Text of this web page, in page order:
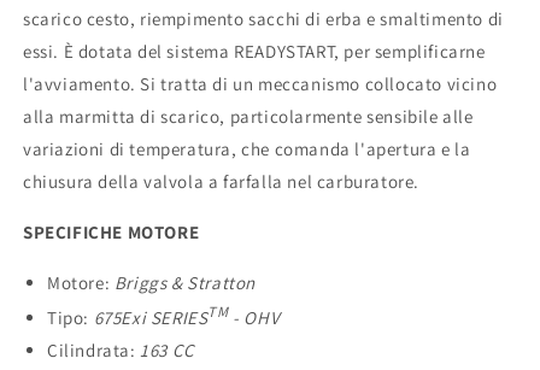
scarico cesto, riempimento sacchi di erba e smaltimento di
essi. È dotata del sistema READYSTART, per semplificarne
l'avviamento. Si tratta di un meccanismo collocato vicino
alla marmitta di scarico, particolarmente sensibile alle
variazioni di temperatura, che comanda l'apertura e la
chiusura della valvola a farfalla nel carburatore.
SPECIFICHE MOTORE
Motore: Briggs & Stratton
Tipo: 675Exi SERIESTM - OHV
Cilindrata: 163 CC